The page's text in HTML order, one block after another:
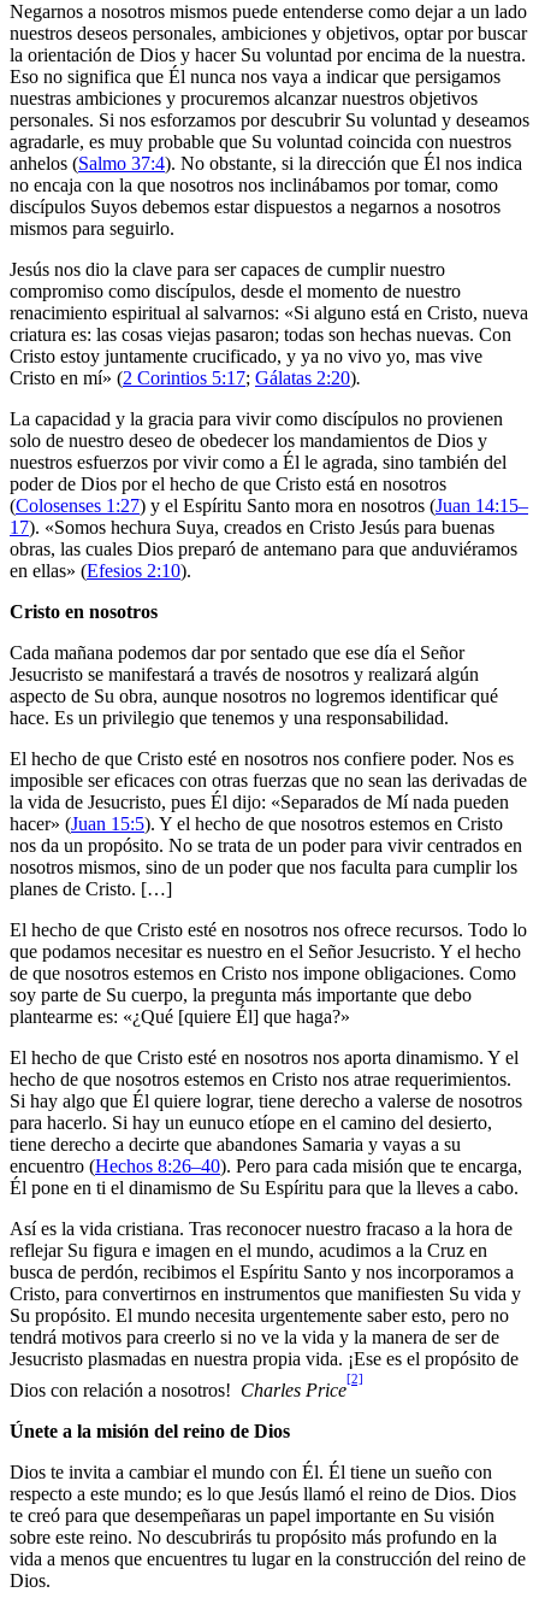
Negarnos a nosotros mismos puede entenderse como dejar a un lado
nuestros deseos personales, ambiciones y objetivos, optar por buscar
la orientación de Dios y hacer Su voluntad por encima de la nuestra.
Eso no significa que Él nunca nos vaya a indicar que persigamos
nuestras ambiciones y procuremos alcanzar nuestros objetivos
personales. Si nos esforzamos por descubrir Su voluntad y deseamos
agradarle, es muy probable que Su voluntad coincida con nuestros
anhelos (Salmo 37:4). No obstante, si la dirección que Él nos indica
no encaja con la que nosotros nos inclinábamos por tomar, como
discípulos Suyos debemos estar dispuestos a negarnos a nosotros
mismos para seguirlo.
Jesús nos dio la clave para ser capaces de cumplir nuestro
compromiso como discípulos, desde el momento de nuestro
renacimiento espiritual al salvarnos: «Si alguno está en Cristo, nueva
criatura es: las cosas viejas pasaron; todas son hechas nuevas. Con
Cristo estoy juntamente crucificado, y ya no vivo yo, mas vive
Cristo en mí» (2 Corintios 5:17; Gálatas 2:20).
La capacidad y la gracia para vivir como discípulos no provienen
solo de nuestro deseo de obedecer los mandamientos de Dios y
nuestros esfuerzos por vivir como a Él le agrada, sino también del
poder de Dios por el hecho de que Cristo está en nosotros
(Colosenses 1:27) y el Espíritu Santo mora en nosotros (Juan 14:15–
17). «Somos hechura Suya, creados en Cristo Jesús para buenas
obras, las cuales Dios preparó de antemano para que anduviéramos
en ellas» (Efesios 2:10).
Cristo en nosotros
Cada mañana podemos dar por sentado que ese día el Señor
Jesucristo se manifestará a través de nosotros y realizará algún
aspecto de Su obra, aunque nosotros no logremos identificar qué
hace. Es un privilegio que tenemos y una responsabilidad.
El hecho de que Cristo esté en nosotros nos confiere poder. Nos es
imposible ser eficaces con otras fuerzas que no sean las derivadas de
la vida de Jesucristo, pues Él dijo: «Separados de Mí nada pueden
hacer» (Juan 15:5). Y el hecho de que nosotros estemos en Cristo
nos da un propósito. No se trata de un poder para vivir centrados en
nosotros mismos, sino de un poder que nos faculta para cumplir los
planes de Cristo. […]
El hecho de que Cristo esté en nosotros nos ofrece recursos. Todo lo
que podamos necesitar es nuestro en el Señor Jesucristo. Y el hecho
de que nosotros estemos en Cristo nos impone obligaciones. Como
soy parte de Su cuerpo, la pregunta más importante que debo
plantearme es: «¿Qué [quiere Él] que haga?»
El hecho de que Cristo esté en nosotros nos aporta dinamismo. Y el
hecho de que nosotros estemos en Cristo nos atrae requerimientos.
Si hay algo que Él quiere lograr, tiene derecho a valerse de nosotros
para hacerlo. Si hay un eunuco etíope en el camino del desierto,
tiene derecho a decirte que abandones Samaria y vayas a su
encuentro (Hechos 8:26–40). Pero para cada misión que te encarga,
Él pone en ti el dinamismo de Su Espíritu para que la lleves a cabo.
Así es la vida cristiana. Tras reconocer nuestro fracaso a la hora de
reflejar Su figura e imagen en el mundo, acudimos a la Cruz en
busca de perdón, recibimos el Espíritu Santo y nos incorporamos a
Cristo, para convertirnos en instrumentos que manifiesten Su vida y
Su propósito. El mundo necesita urgentemente saber esto, pero no
tendrá motivos para creerlo si no ve la vida y la manera de ser de
Jesucristo plasmadas en nuestra propia vida. ¡Ese es el propósito de
Dios con relación a nosotros! Charles Price
[2]
Únete a la misión del reino de Dios
Dios te invita a cambiar el mundo con Él. Él tiene un sueño con
respecto a este mundo; es lo que Jesús llamó el reino de Dios. Dios
te creó para que desempeñaras un papel importante en Su visión
sobre este reino. No descubrirás tu propósito más profundo en la
vida a menos que encuentres tu lugar en la construcción del reino de
Dios.